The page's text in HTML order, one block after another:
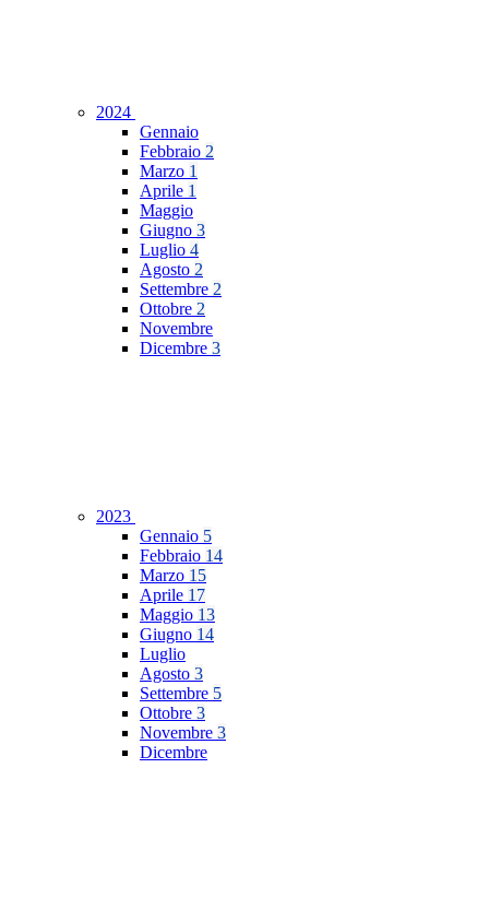
2024
Gennaio
Febbraio 2
Marzo 1
Aprile 1
Maggio
Giugno 3
Luglio 4
Agosto 2
Settembre 2
Ottobre 2
Novembre
Dicembre 3
2023
Gennaio 5
Febbraio 14
Marzo 15
Aprile 17
Maggio 13
Giugno 14
Luglio
Agosto 3
Settembre 5
Ottobre 3
Novembre 3
Dicembre